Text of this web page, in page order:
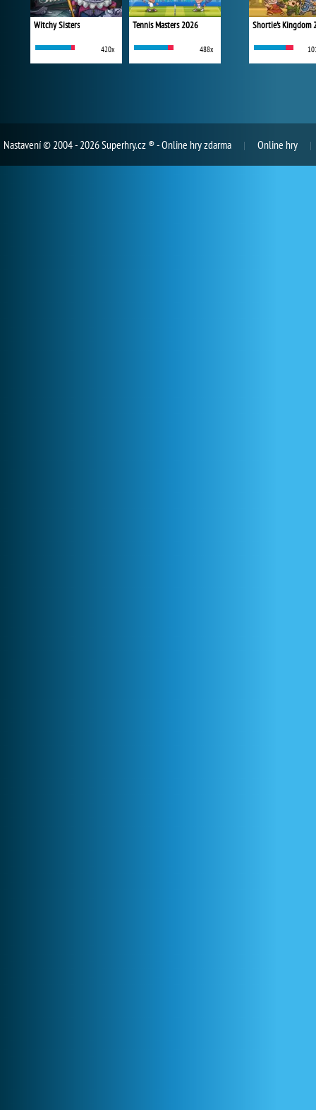
Witchy Sisters
420x
Tennis Masters 2026
488x
Shortie's Kingdom
Nastavení© 2004 - 2026 Superhry.cz ® - Online hry zdarma Online hry